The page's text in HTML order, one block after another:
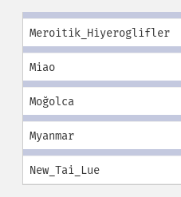
Meroitik_Hiyeroglifler
Miao
Moğolca
Myanmar
New_Tai_Lue